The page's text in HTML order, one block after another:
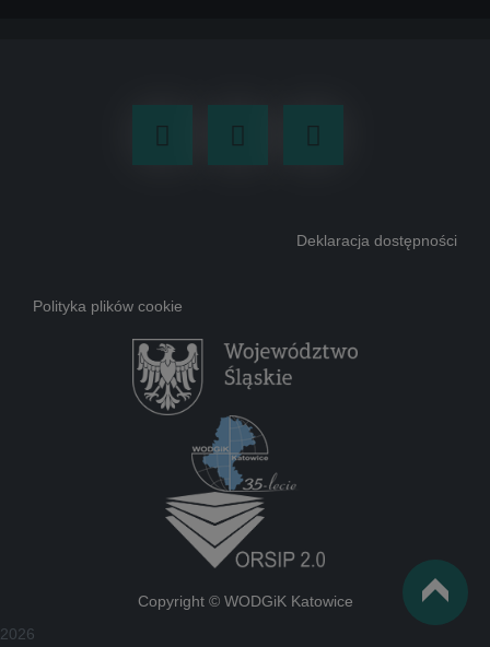
Deklaracja dostępności
Polityka plików cookie
Copyright © WODGiK Katowice
2026